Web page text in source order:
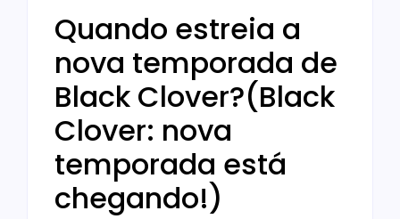
Quando estreia a
nova temporada de
Black Clover?(Black
Clover: nova
temporada está
chegando!)